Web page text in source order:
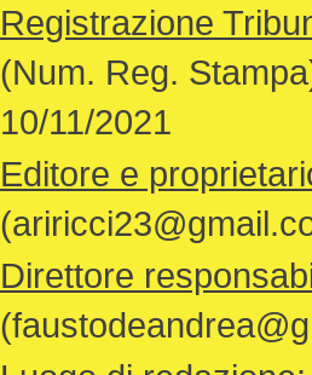
Registrazione
(Num. Reg.
10/11/2021
Editore e
Direttore